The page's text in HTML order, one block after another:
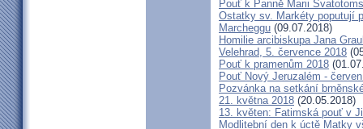
Pouť k Panně Marii
Ostatky sv. Markéty poputují
Marcheggu (09.07.2018)
Homilie arcibiskupa Jana
Velehrad, 5. července 2018
Pouť k pramenům 2018
Pouť Nový Jeruzalém -
Pozvánka na setkání
21. května 2018 (20.05.2018)
13. květen: Fatimská pouť v
Modlitební den k úctě Matky